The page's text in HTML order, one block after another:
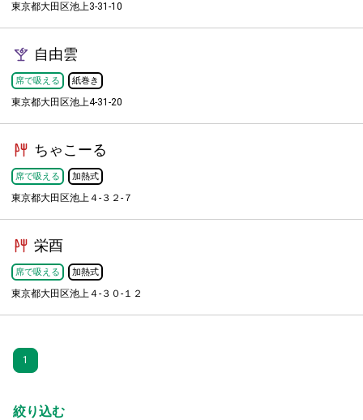
東京都大田区池上3-31-10
自由雲
席で吸える 紙巻き
東京都大田区池上4-31-20
ちゃこーる
席で吸える 加熱式
東京都大田区池上４-３２-７
栄酉
席で吸える 加熱式
東京都大田区池上４-３０-１２
1
絞り込む